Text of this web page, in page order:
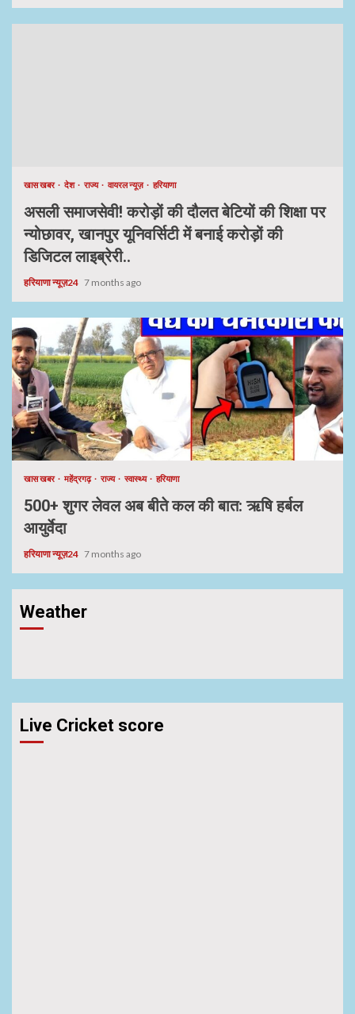
खास खबर देश राज्य वायरल न्यूज़ हरियाणा
असली समाजसेवी! करोड़ों की दौलत बेटियों की शिक्षा पर
न्योछावर, खानपुर यूनिवर्सिटी में बनाई करोड़ों की
डिजिटल लाइब्रेरी..
हरियाणा न्यूज़24 7 months ago
खास खबर महेंद्रगढ़ राज्य स्वास्थ्य हरियाणा
500+ शुगर लेवल अब बीते कल की बात: ऋषि हर्बल
आयुर्वेदा
हरियाणा न्यूज़24 7 months ago
Weather
Live Cricket score